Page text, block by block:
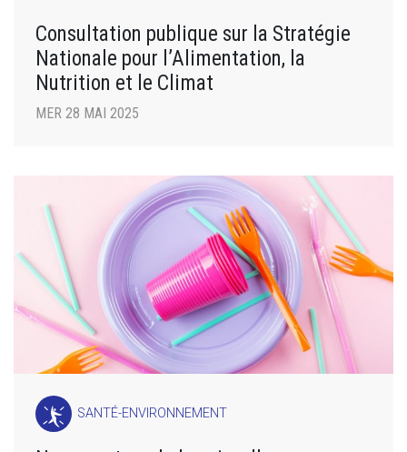
Consultation publique sur la Stratégie
Nationale pour l’Alimentation, la
Nutrition et le Climat
MER 28 MAI 2025
SANTÉ-ENVIRONNEMENT